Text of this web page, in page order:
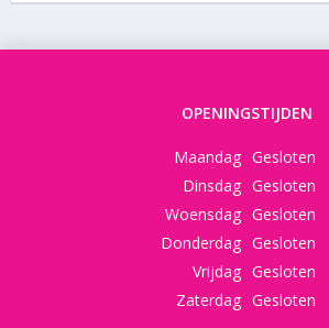
OPENINGSTIJDEN
Maandag Gesloten
Dinsdag Gesloten
Woensdag Gesloten
Donderdag Gesloten
Vrijdag Gesloten
Zaterdag Gesloten